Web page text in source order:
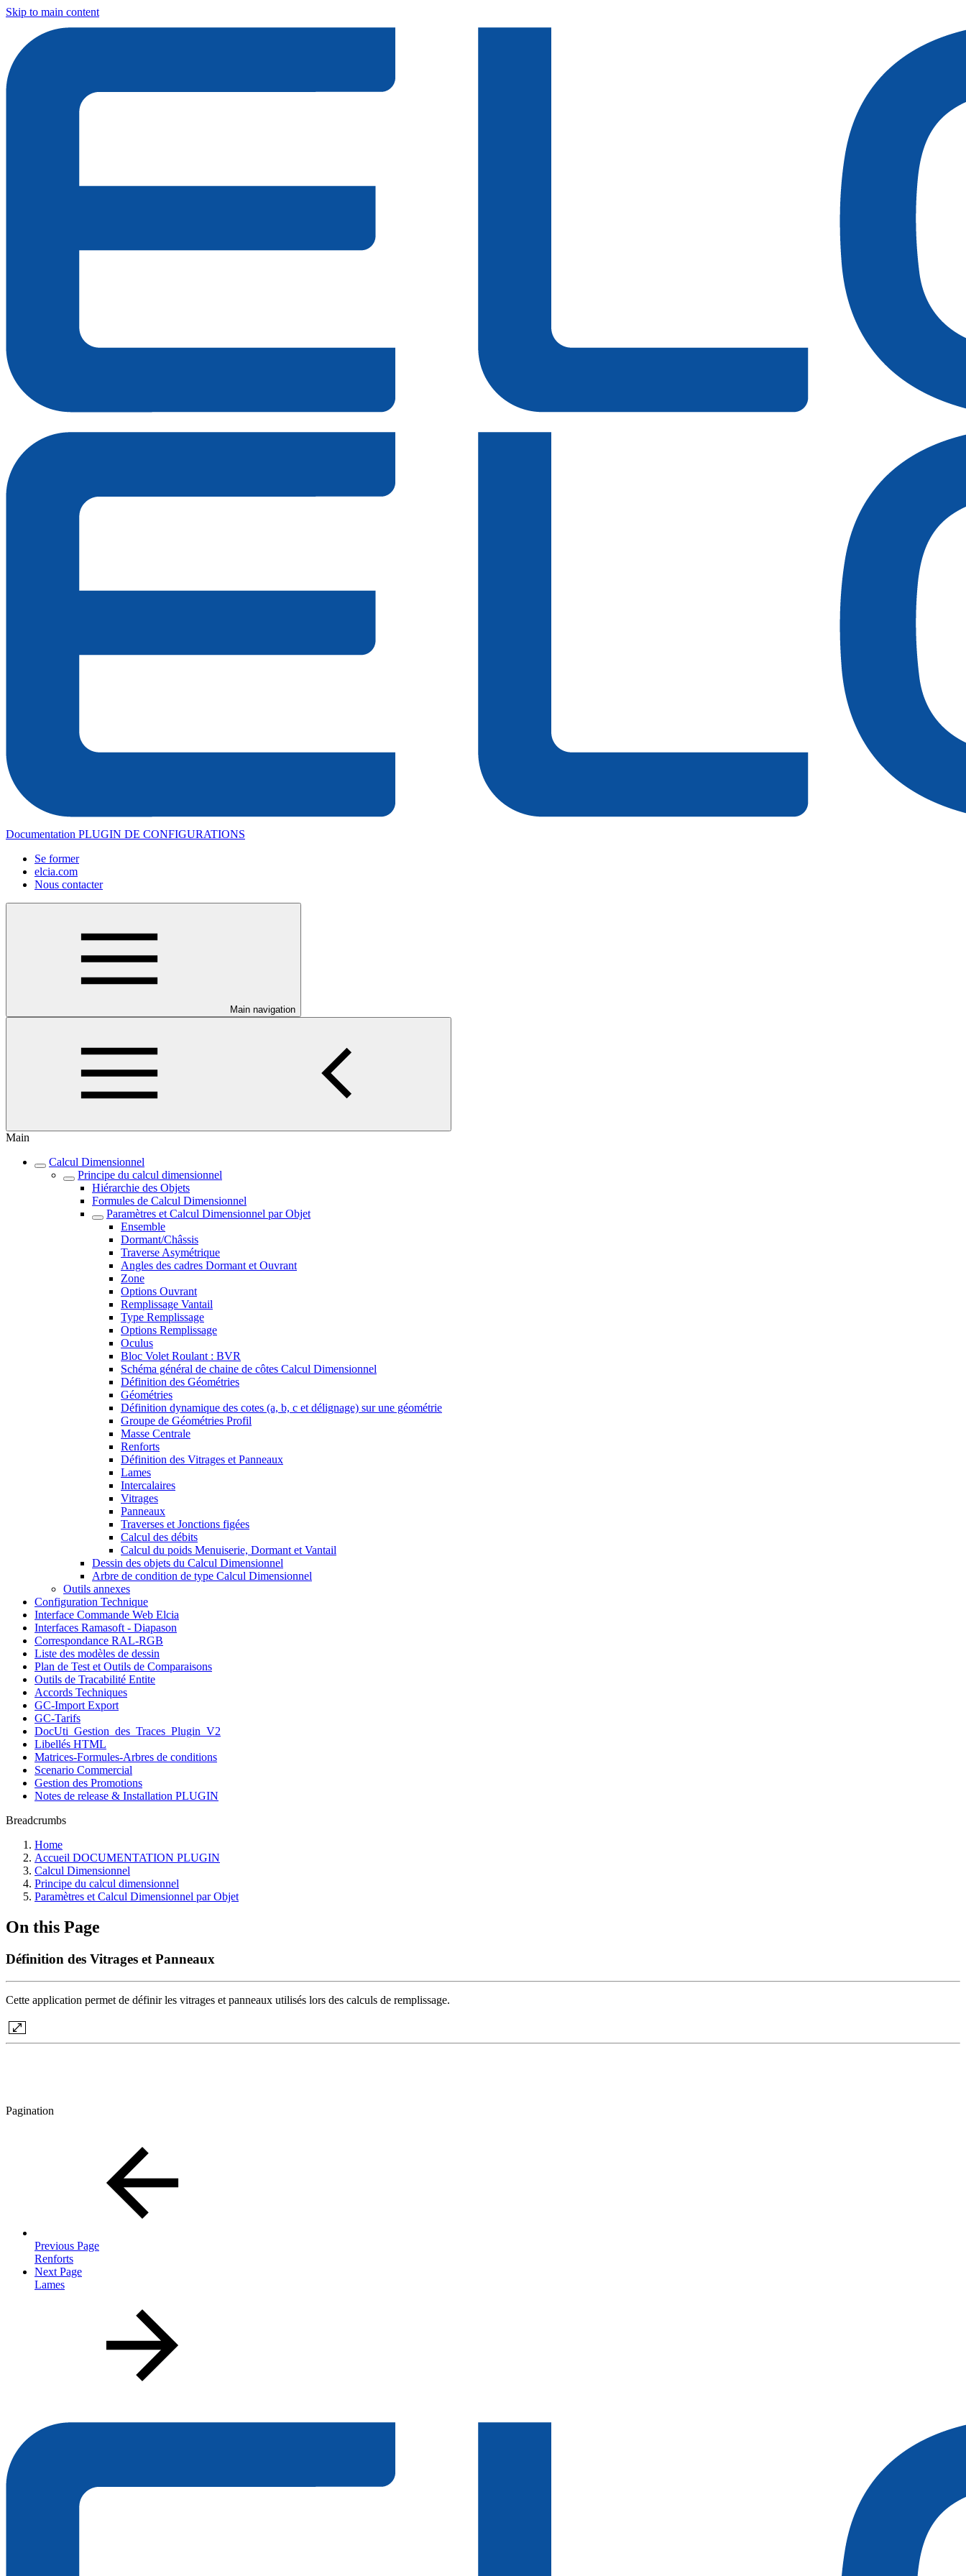
Skip to main content
Documentation PLUGIN DE CONFIGURATIONS
Se former
elcia.com
Nous contacter
Main navigation
Main
Calcul Dimensionnel
Principe du calcul dimensionnel
Hiérarchie des Objets
Formules de Calcul Dimensionnel
Paramètres et Calcul Dimensionnel par Objet
Ensemble
Dormant/Châssis
Traverse Asymétrique
Angles des cadres Dormant et Ouvrant
Zone
Options Ouvrant
Remplissage Vantail
Type Remplissage
Options Remplissage
Oculus
Bloc Volet Roulant : BVR
Schéma général de chaine de côtes Calcul Dimensionnel
Définition des Géométries
Géométries
Définition dynamique des cotes (a, b, c et délignage) sur une géométrie
Groupe de Géométries Profil
Masse Centrale
Renforts
Définition des Vitrages et Panneaux
Lames
Intercalaires
Vitrages
Panneaux
Traverses et Jonctions figées
Calcul des débits
Calcul du poids Menuiserie, Dormant et Vantail
Dessin des objets du Calcul Dimensionnel
Arbre de condition de type Calcul Dimensionnel
Outils annexes
Configuration Technique
Interface Commande Web Elcia
Interfaces Ramasoft - Diapason
Correspondance RAL-RGB
Liste des modèles de dessin
Plan de Test et Outils de Comparaisons
Outils de Tracabilité Entite
Accords Techniques
GC-Import Export
GC-Tarifs
DocUti_Gestion_des_Traces_Plugin_V2
Libellés HTML
Matrices-Formules-Arbres de conditions
Scenario Commercial
Gestion des Promotions
Notes de release & Installation PLUGIN
Breadcrumbs
Home
Accueil DOCUMENTATION PLUGIN
Calcul Dimensionnel
Principe du calcul dimensionnel
Paramètres et Calcul Dimensionnel par Objet
On this Page
Définition des Vitrages et Panneaux
Cette application permet de définir les vitrages et panneaux utilisés lors des calculs de remplissage.
Pagination
Previous Page
Renforts
Next Page
Lames